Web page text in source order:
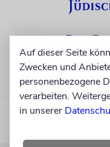
Auf dieser Seite
Zwecken und
personenbezogene
verarbeiten.
in unserer